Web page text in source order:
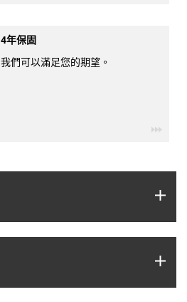
4年保固
我們可以滿足您的期望。
igus-